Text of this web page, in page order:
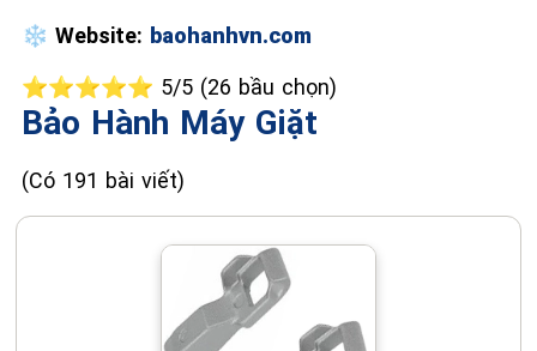
❄️ Website: baohanhvn.com
⭐⭐⭐⭐⭐ 5/5 (26 bầu chọn)
Bảo Hành Máy Giặt
(Có 191 bài viết)